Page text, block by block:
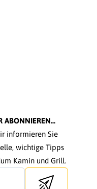
ABONNIEREN...
informieren Sie
wichtige Tipps
Kamin und Grill.
Send newsletter